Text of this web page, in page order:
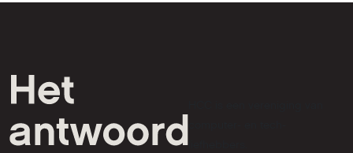
liefhebbers.